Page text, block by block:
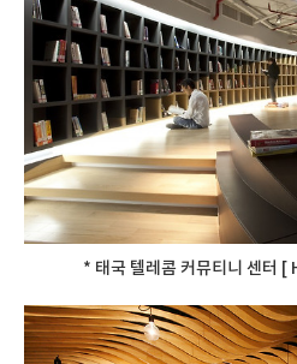
* 태국 텔레콤 커뮤티니 센